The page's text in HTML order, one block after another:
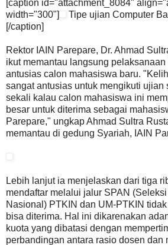
[caption id="attachment_8084"
width="300"]
Tipe ujian Computer
[/caption]
Rektor IAIN Parepare, Dr. Ahmad
ikut memantau langsung
antusias calon mahasiswa baru.
sangat antusias untuk mengikuti ujian
sekali kalau calon mahasiswa ini
besar untuk diterima sebagai
Parepare," ungkap Ahmad Sultra
memantau di gedung Syariah, IAIN
Lebih lanjut ia menjelaskan dari tiga
mendaftar melalui jalur SPAN
Nasional) PTKIN dan UM-PTKIN
bisa diterima. Hal ini dikarenakan
kuota yang dibatasi dengan
perbandingan antara rasio dosen dan